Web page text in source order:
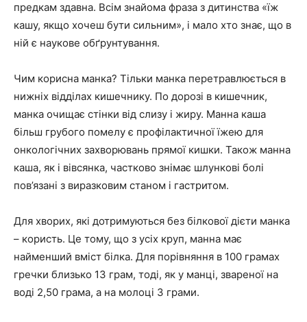
предкам здавна. Всім знайома фраза з дитинства «їж
кашу, якщо хочеш бути сильним», і мало хто знає, що в
ній є наукове обґрунтування.
Чим корисна манка? Тільки манка перетравлюється в
нижніх відділах кишечнику. По дорозі в кишечник,
манка очищає стінки від слизу і жиру. Манна каша
більш грубого помелу є профілактичної їжею для
онкологічних захворювань прямої кишки. Також манна
каша, як і вівсянка, частково знімає шлункові болі
пов’язані з виразковим станом і гастритом.
Для хворих, які дотримуються без білкової дієти манка
– користь. Це тому, що з усіх круп, манна має
найменший вміст білка. Для порівняння в 100 грамах
гречки близько 13 грам, тоді, як у манці, звареної на
воді 2,50 грама, а на молоці 3 грами.